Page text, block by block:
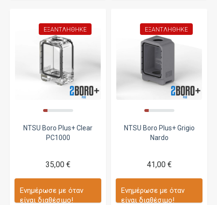
ΕΞΑΝΤΛΉΘΗΚΕ
NTSU Boro Plus+ Clear
PC1000
35,00 €
Ενημέρωσε με όταν
είναι διαθέσιμο!
ΕΞΑΝΤΛΉΘΗΚΕ
NTSU Boro Plus+ Grigio
Nardo
41,00 €
Ενημέρωσε με όταν
είναι διαθέσιμο!